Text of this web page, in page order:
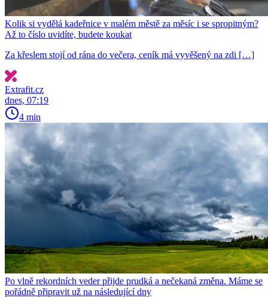
Kolik si vydělá kadeřnice v malém městě za měsíc i se spropitným?
Až to číslo uvidíte, budete koukat
Za křeslem stojí od rána do večera, ceník má vyvěšený na zdi […]
Extrafit.cz
dnes, 07:19
4 min
Po vlně rekordních veder přijde prudká a nečekaná změna. Máme se
pořádně připravit už na následující dny